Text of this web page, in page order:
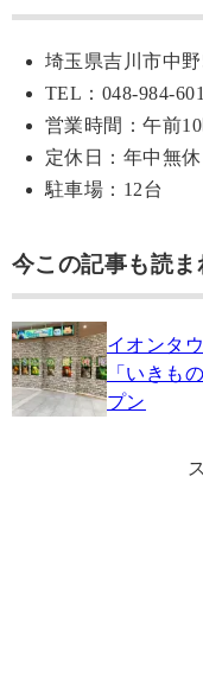
埼玉県吉川市中野
TEL：048-984-
営業時間：午前
定休日：年中無休
駐車場：12台
今この記事も読
イオンタ
「いきも
プン